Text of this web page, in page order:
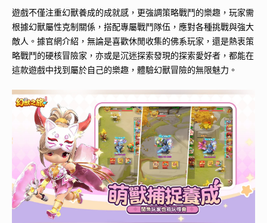
遊戲不僅注重幻獸養成的成就感，更強調策略戰鬥的樂趣，玩家需
根據幻獸屬性克制關係，搭配專屬戰鬥隊伍，應對各種挑戰與強大
敵人。據官網介紹，無論是喜歡休閒收集的佛系玩家，還是熱衷策
略戰鬥的硬核冒險家，亦或是沉迷探索發現的探索愛好者，都能在
這款遊戲中找到屬於自己的樂趣，體驗幻獸冒險的無限魅力。